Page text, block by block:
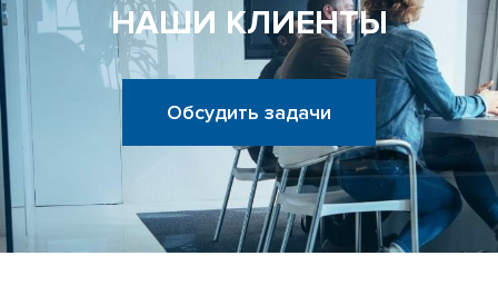
НАШИ КЛИЕНТЫ
Обсудить задачи